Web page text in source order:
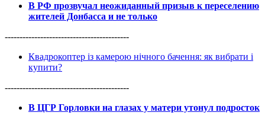
В РФ прозвучал неожиданный призыв к переселению
жителей Донбасса и не только
------------------------------------------
Квадрокоптер із камерою нічного бачення: як вибрати і
купити?
------------------------------------------
В ЦГР Горловки на глазах у матери утонул подросток